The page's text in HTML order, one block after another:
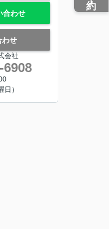
合わせ
わせ
会社
6908
日）